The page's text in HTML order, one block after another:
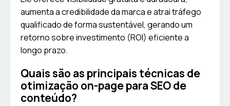
aumenta a credibilidade da marca e atrai tráfego
qualificado de forma sustentável, gerando um
retorno sobre investimento (ROI) eficiente a
longo prazo.
Quais são as principais técnicas de
otimização on-page para SEO de
conteúdo?